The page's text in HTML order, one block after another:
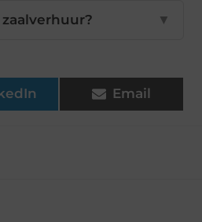
▼
Email